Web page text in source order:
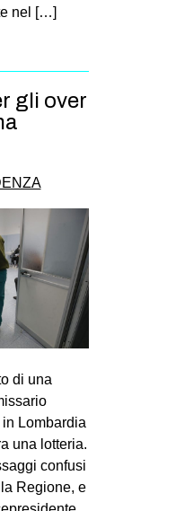
nel […]
gli over
di una
Lombardia
una lotteria.
confusi
Regione, e